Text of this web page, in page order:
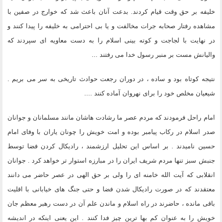
خلیفه بر حق وقت قیام کردند. بدعت آنان باعث شد که خوارج در صفین با
مشاهده رفتار صحابه جرات مخالفت و یا بی احترامی به خلیفه را پیدا کنند و
در نهایت با لجاجت و کوته بینی اسلام را به دست معاویه ای سپردند که
والیانش مست بر منبر رسول خدا می رفتند ...
نتیجه کوتاه بود و ساده ، در دوران رجعت حوادث تاریخی به سر می بریم .
شیعیان مخلص خود را برای نهروان آماده کنند ....
امام راحل فرمودند که مردم عصر ما رشادت هاشان مانند مسلمانان و جوانان
صدر اسلام در رکاب پیامبر بوده و امت خویش را چونان یاران با وفای امام
حسین نامیدند . بر اساس این تحلیل ارزشمند ، رادیکال کردن فضا توسط
جنبش سبز تنها مردم شریف ایران را در مبارزه استوار تر خواهد کرد . جوانان
انقلابی که آیت الله خامنه ای را ولی بر حق الهی در عصر حاضر می دانند
معتقدند که در صورت رادیکال شدن فضا و حتی جنگ های خیابانی با اقلیت
باقی مانده ، حاضرند در راه اسلام و ماندن علم آن در دست رهبر معظم جان
خویش را به عنوان کم بها ترین چیز فدا کنند . این یعنی اینکه در اندیشه